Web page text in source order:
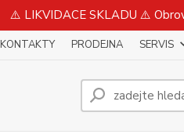
⚠️ LIKVIDACE SKLADU ⚠️
KONTAKTY PRODEJNA SERVIS